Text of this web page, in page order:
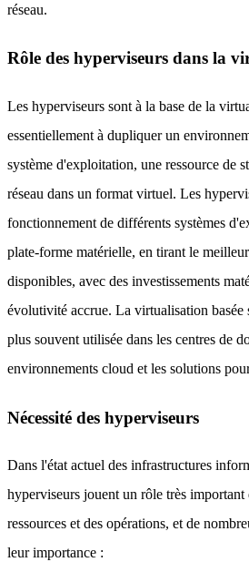
réseau.
Rôle des hyperviseurs dans la
Les hyperviseurs sont à la base de la
essentiellement à dupliquer un
système d'exploitation, une ressource de
réseau dans un format virtuel. Les
fonctionnement de différents systèmes
plate-forme matérielle, en tirant le
disponibles, avec des investissements
évolutivité accrue. La virtualisation basée
plus souvent utilisée dans les centres de
environnements cloud et les solutions
Nécessité des hyperviseurs
Dans l'état actuel des infrastructures
hyperviseurs jouent un rôle très
ressources et des opérations, et de
leur importance :